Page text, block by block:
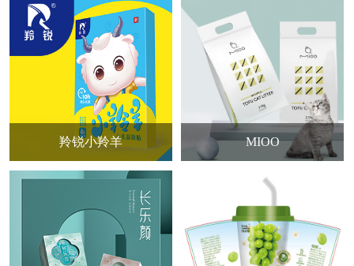
羚锐小羚羊 MIOO